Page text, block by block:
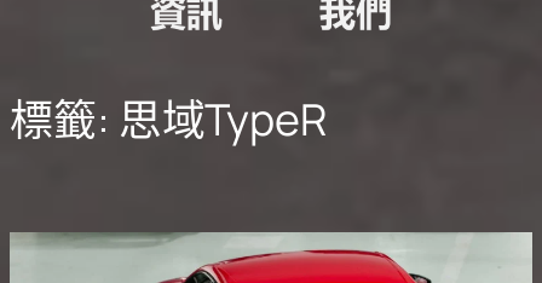
標籤: 思域TypeR